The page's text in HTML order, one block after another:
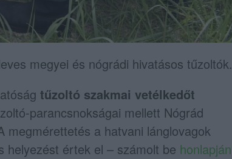
megyei és nógrádi hivatásos tűzoltók.
tűzoltó szakmai vetélkedőt
parancsnokságai mellett Nógrád
megmérettetés a hatvani lánglovagok
helyezést értek el – számolt be honlapján